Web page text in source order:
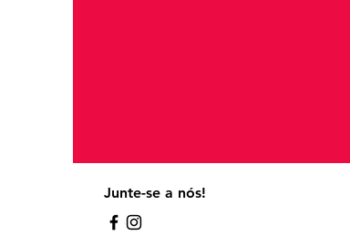
Junte-se a nós!